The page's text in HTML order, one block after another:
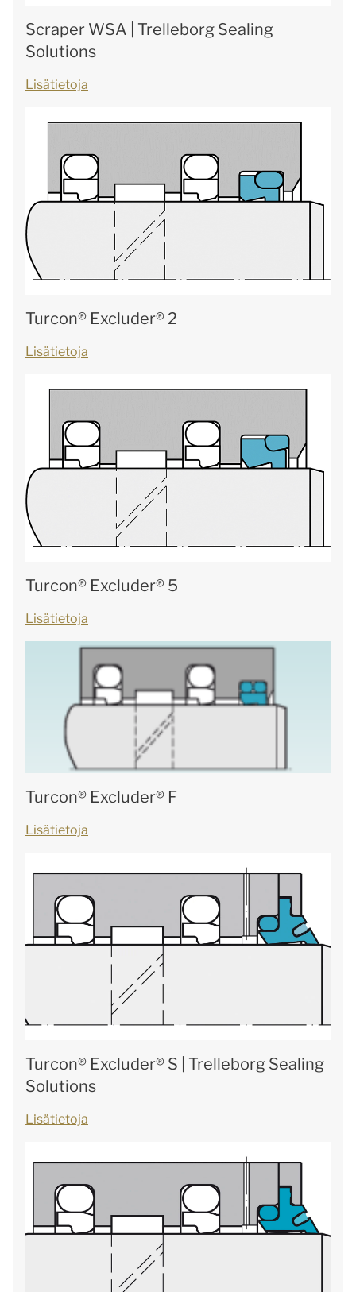
Scraper WSA | Trelleborg Sealing
Solutions
Lisätietoja
Turcon® Excluder® 2
Lisätietoja
Turcon® Excluder® 5
Lisätietoja
Turcon® Excluder® F
Lisätietoja
Turcon® Excluder® S | Trelleborg Sealing
Solutions
Lisätietoja